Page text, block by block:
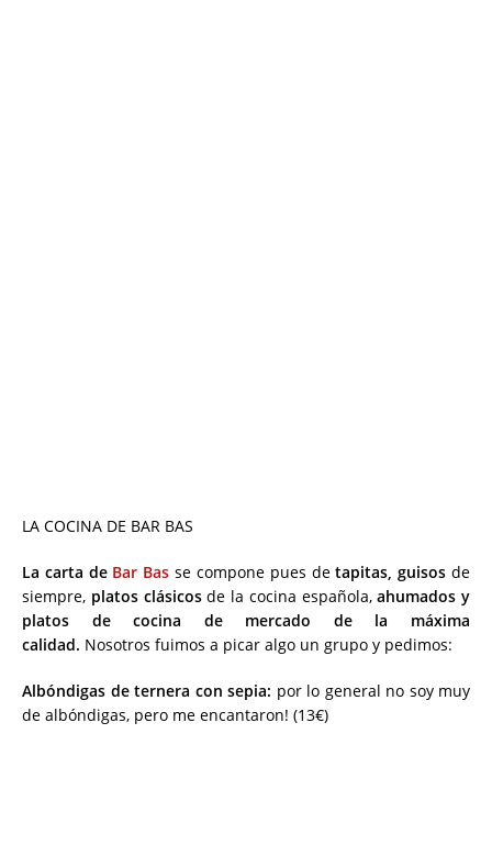
LA COCINA DE BAR BAS
La carta de Bar Bas se compone pues detapitas, guisos de
siempre, platos clásicosde la cocina española,ahumados y
platos de cocina de mercado de la máxima
calidad. Nosotros fuimos a picar algo un grupo y pedimos:
Albóndigas de ternera con sepia: por lo general no soy muy
de albóndigas, pero me encantaron! (13€)